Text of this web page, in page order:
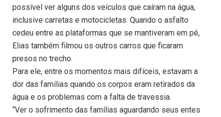
possível ver alguns dos veículos que caíram na água,
inclusive carretas e motocicletas. Quando o asfalto
cedeu entre as plataformas que se mantiveram em pé,
Elias também filmou os outros carros que ficaram
presos no trecho.
Para ele, entre os momentos mais difíceis, estavam a
dor das famílias quando os corpos eram retirados da
água e os problemas com a falta de travessia.
“Ver o sofrimento das famílias aguardando seus entes